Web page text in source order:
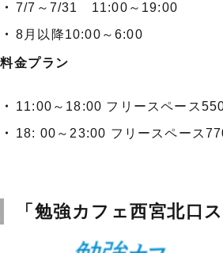
7/7～7/31 11:00～19:00
8月以降10:00～6:00
料金プラン
11:00～18:00 フリースペース
18: 00～23:00 フリースペース
「勉強カフェ西宮北口